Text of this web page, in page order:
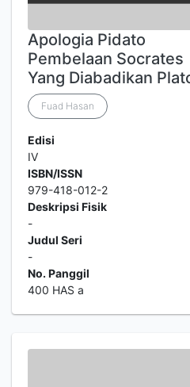
Apologia Pidato
Pembelaan Socrates
Yang Diabadikan
Fuad Hasan
Edisi
IV
ISBN/ISSN
979-418-012-2
Deskripsi Fisik
-
Judul Seri
-
No. Panggil
400 HAS a